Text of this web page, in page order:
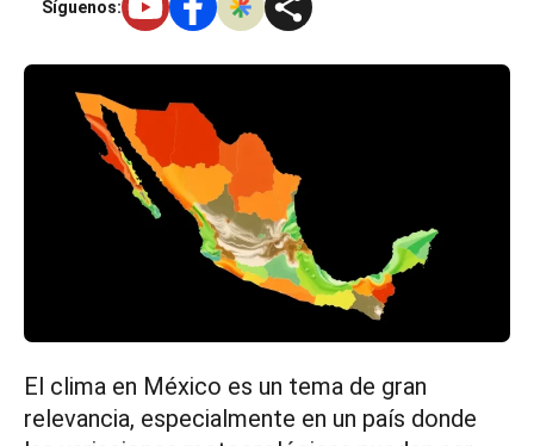
Síguenos:
El clima en México es un tema de gran
relevancia, especialmente en un país donde